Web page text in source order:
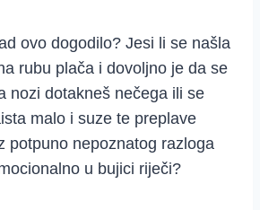
ovo dogodilo? Jesi li se našla
rubu plača i dovoljno je da se
nozi dotakneš nečega ili se
malo i suze te preplave
potpuno nepoznatog razloga
u bujici riječi?